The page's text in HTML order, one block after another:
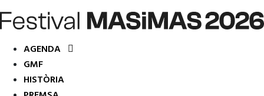
AGENDA
GMF
HISTÒRIA